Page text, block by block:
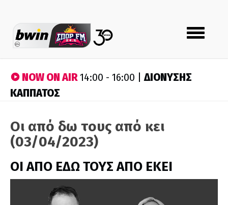
Toggle
navigation
NOW ON AIR14:00 - 16:00 |ΔΙΟΝΥΣΗΣ
ΚΑΠΠΑΤΟΣ
Οι από δω τους από κει
(03/04/2023)
ΟΙ ΑΠΟ ΕΔΩ ΤΟΥΣ ΑΠΟ ΕΚΕΙ